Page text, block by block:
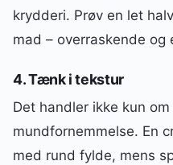
krydderi. Prøv en let
mad – overraskende og
4. Tænk i tekstur
Det handler ikke kun
mundfornemmelse. En
med rund fylde, mens